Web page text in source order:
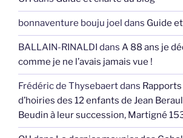
bonnaventure bouju joel dans Guide
BALLAIN-RINALDI dans A 88 ans je
comme je ne l’avais jamais vue !
Frédéric de Thysebaertdans
d’hoiries des 12 enfants de Jean
Beudin à leur succession, Martigné